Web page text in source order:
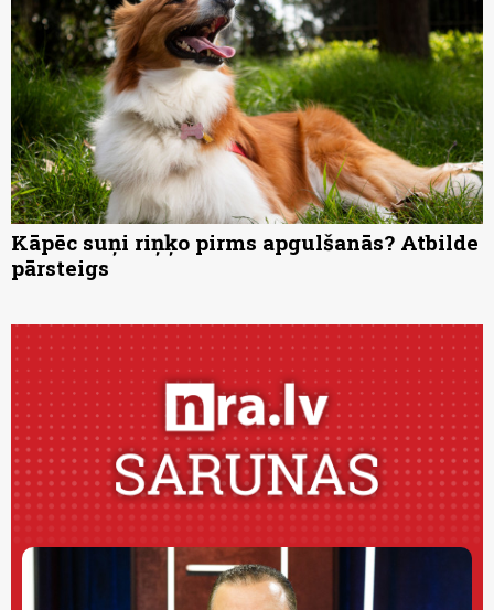
Kāpēc suņi riņķo pirms apgulšanās? Atbilde
pārsteigs